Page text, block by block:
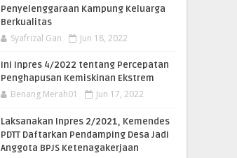
Penyelenggaraan Kampung Keluarga
Berkualitas
Syafrizal Gan Jun 18, 2022
Ini Inpres 4/2022 tentang Percepatan
Penghapusan Kemiskinan Ekstrem
Benang Merah01 Jun 17, 2022
Laksanakan Inpres 2/2021, Kemendes
PDTT Daftarkan Pendamping Desa Jadi
Anggota BPJS Ketenagakerjaan